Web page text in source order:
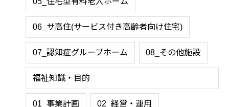
06_サ高住(サービス付き高齢者向け住宅)
07_認知症グループホーム 08_その他施設
福祉知識・目的
01_事業計画 02_経営・運用